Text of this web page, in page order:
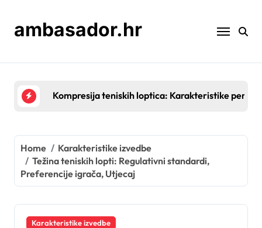
contentambasador.hr
Prirodna guma u teniskim lopticama: Prednosti,
Home
Karakteristike izvedbe
Težina teniskih lopti: Regulativni standardi,
Preferencije igrača, Utjecaj
Karakteristike izvedbe